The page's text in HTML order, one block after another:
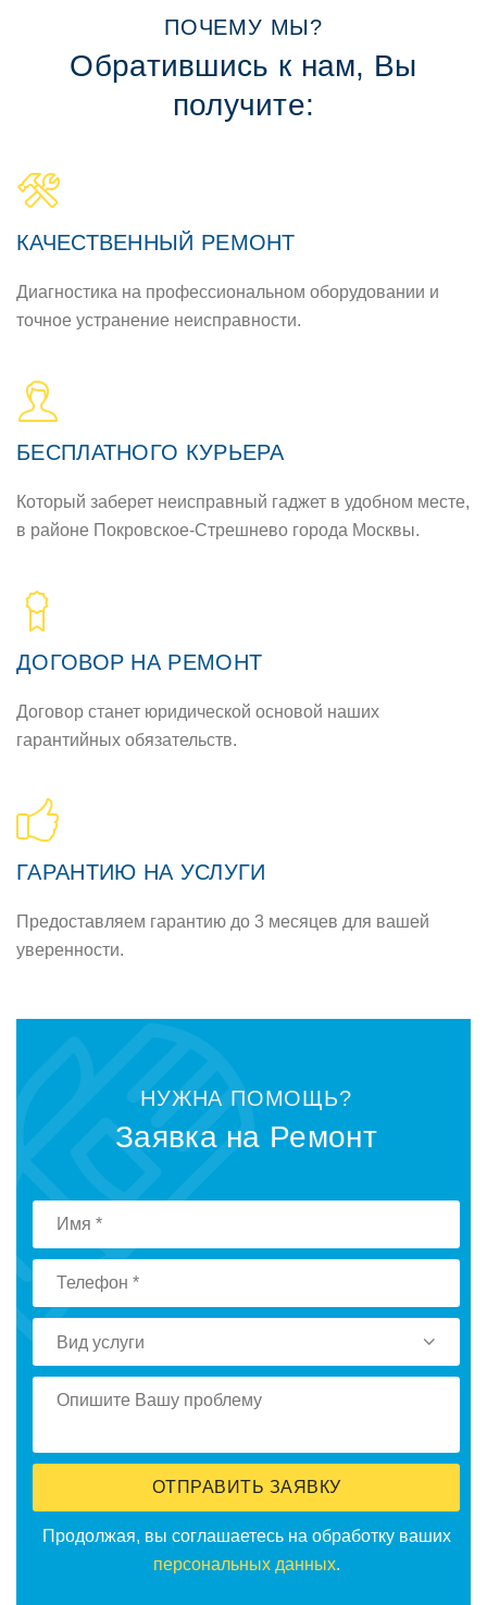
ПОЧЕМУ МЫ?
Обратившись к нам, Вы
получите:
КАЧЕСТВЕННЫЙ РЕМОНТ
Диагностика на профессиональном оборудовании и
точное устранение неисправности.
БЕСПЛАТНОГО КУРЬЕРА
Который заберет неисправный гаджет в удобном месте,
в районе Покровское-Стрешнево города Москвы.
ДОГОВОР НА РЕМОНТ
Договор станет юридической основой наших
гарантийных обязательств.
ГАРАНТИЮ НА УСЛУГИ
Предоставляем гарантию до 3 месяцев для вашей
уверенности.
НУЖНА ПОМОЩЬ?
Заявка на Ремонт
Вид услуги
ОТПРАВИТЬ ЗАЯВКУ
Продолжая, вы соглашаетесь на обработку ваших
персональных данных.